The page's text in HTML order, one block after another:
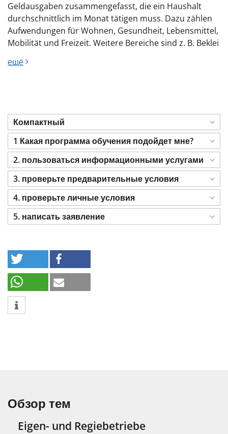
Geldausgaben zusammengefasst, die ein Haushalt
durchschnittlich im Monat tätigen muss. Dazu zählen
Aufwendungen für Wohnen, Gesundheit, Lebensmittel,
Mobilität und Freizeit. Weitere Bereiche sind z. B. Beklei
ещё
Компактный
1 Какая программа обучения подойдет мне?
2. пользоваться информационными услугами
3. проверьте предварительные условия
4. проверьте личные условия
5. написать заявление
Обзор тем
Eigen- und Regiebetriebe